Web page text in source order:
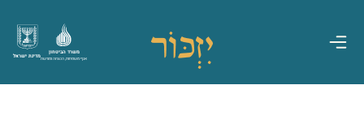
מדינת ישראל
משרד הביטחון
אגף משפחות, הנצחה ומורשת